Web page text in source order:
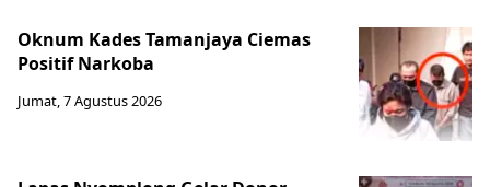
Oknum Kades Tamanjaya Ciemas
Positif Narkoba
Jumat, 7 Agustus 2026